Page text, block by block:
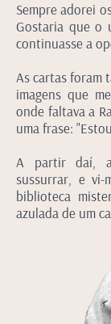
Sempre adorei
Gostaria que o
continuasse a
As cartas foram
imagens que
onde faltava a
uma frase:
A partir daí,
sussurrar, e
biblioteca
azulada de um